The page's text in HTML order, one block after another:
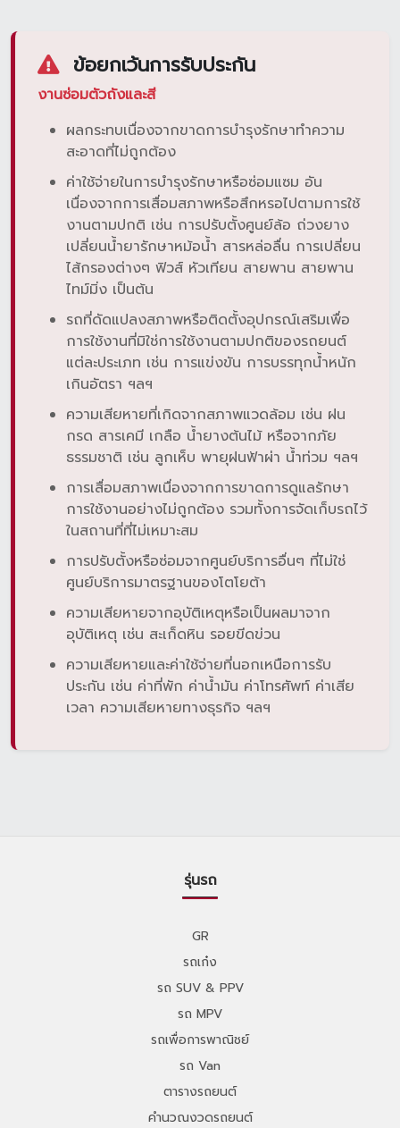
ข้อยกเว้นการรับประกัน
งานซ่อมตัวถังและสี
ผลกระทบเนื่องจากขาดการบำรุงรักษาทำความ
สะอาดที่ไม่ถูกต้อง
ค่าใช้จ่ายในการบำรุงรักษาหรือซ่อมแซม อัน
เนื่องจากการเสื่อมสภาพหรือสึกหรอไปตามการใช้
งานตามปกติ เช่น การปรับตั้งศูนย์ล้อ ถ่วงยาง
เปลี่ยนน้ำยารักษาหม้อน้ำ สารหล่อลื่น การเปลี่ยน
ไส้กรองต่างๆ ฟิวส์ หัวเทียน สายพาน สายพาน
ไทม์มิ่ง เป็นต้น
รถที่ดัดแปลงสภาพหรือติดตั้งอุปกรณ์เสริมเพื่อ
การใช้งานที่มิใช่การใช้งานตามปกติของรถยนต์
แต่ละประเภท เช่น การแข่งขัน การบรรทุกน้ำหนัก
เกินอัตรา ฯลฯ
ความเสียหายที่เกิดจากสภาพแวดล้อม เช่น ฝน
กรด สารเคมี เกลือ น้ำยางต้นไม้ หรือจากภัย
ธรรมชาติ เช่น ลูกเห็บ พายุฝนฟ้าผ่า น้ำท่วม ฯลฯ
การเสื่อมสภาพเนื่องจากการขาดการดูแลรักษา
การใช้งานอย่างไม่ถูกต้อง รวมทั้งการจัดเก็บรถไว้
ในสถานที่ที่ไม่เหมาะสม
การปรับตั้งหรือซ่อมจากศูนย์บริการอื่นๆ ที่ไม่ใช่
ศูนย์บริการมาตรฐานของโตโยต้า
ความเสียหายจากอุบัติเหตุหรือเป็นผลมาจาก
อุบัติเหตุ เช่น สะเก็ดหิน รอยขีดข่วน
ความเสียหายและค่าใช้จ่ายที่นอกเหนือการรับ
ประกัน เช่น ค่าที่พัก ค่าน้ำมัน ค่าโทรศัพท์ ค่าเสีย
เวลา ความเสียหายทางธุรกิจ ฯลฯ
รุ่นรถ
GR
รถเก๋ง
รถ SUV & PPV
รถ MPV
รถเพื่อการพาณิชย์
รถ Van
ตารางรถยนต์
คำนวณงวดรถยนต์